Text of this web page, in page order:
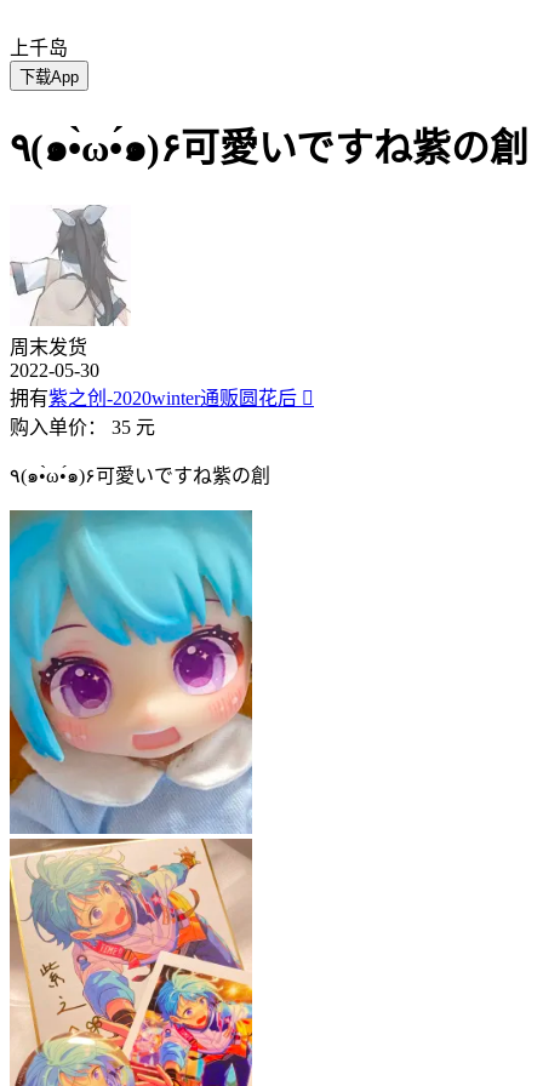
上千岛
下载App
٩(๑•̀ω•́๑)۶可愛いですね紫の創
周末发货
2022-05-30
拥有紫之创-2020winter通贩圆花后 
购入单价： 35 元
٩(๑•̀ω•́๑)۶可愛いですね紫の創